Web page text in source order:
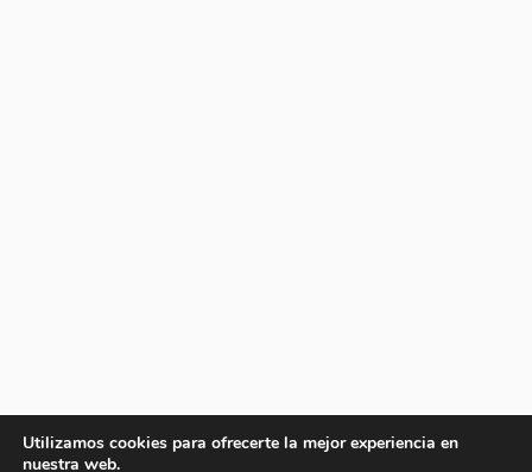
Utilizamos cookies para ofrecerte la mejor experiencia en
nuestra web.